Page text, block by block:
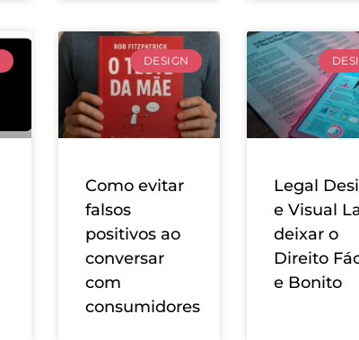
DESIGN
Como evitar
falsos
positivos ao
conversar
com
consumidores
Legal
e Visual
deixar o
Direito
e Bonito